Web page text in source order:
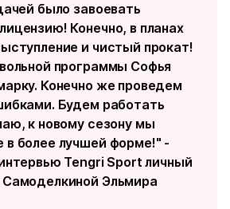
было завоевать
Конечно, в планах
и чистый прокат!
программы Софья
Конечно же проведем
Будем работать
к новому сезону мы
более лучшей форме!" -
Tengri Sport личный
Эльмира